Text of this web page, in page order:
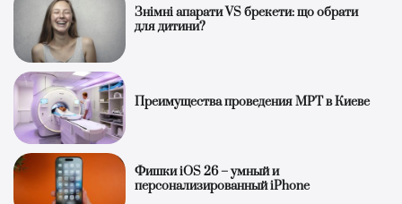
Знімні апарати VS брекети: що обрати
для дитини?
Преимущества проведения МРТ в Киеве
Фишки iOS 26 – умный и
персонализированный iPhone